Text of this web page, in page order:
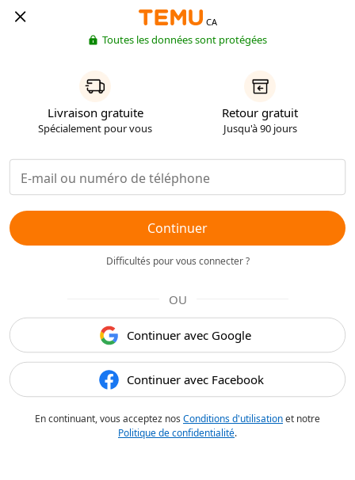
CA
Toutes les données sont protégées
Livraison gratuite
Spécialement pour vous
Retour gratuit
Jusqu'à 90 jours
Continuer
Difficultés pour vous connecter ?
OU
Continuer avec Google
Continuer avec Facebook
En continuant, vous acceptez nos Conditions d'utilisationet notre
Politique de confidentialité.